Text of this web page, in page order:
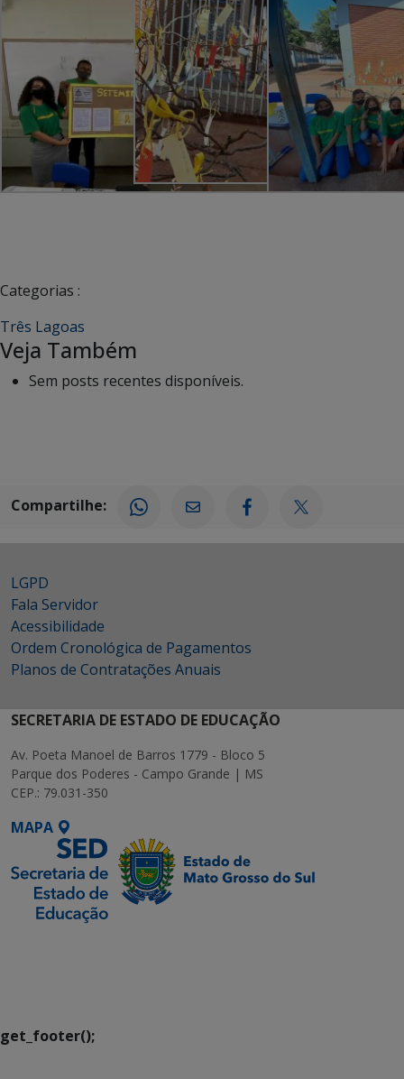
Categorias :
Três Lagoas
Veja Também
Sem posts recentes disponíveis.
Compartilhe:
LGPD
Fala Servidor
Acessibilidade
Ordem Cronológica de Pagamentos
Planos de Contratações Anuais
SECRETARIA DE ESTADO DE EDUCAÇÃO
Av. Poeta Manoel de Barros 1779 - Bloco 5
Parque dos Poderes - Campo Grande | MS
CEP.: 79.031-350
MAPA
get_footer();